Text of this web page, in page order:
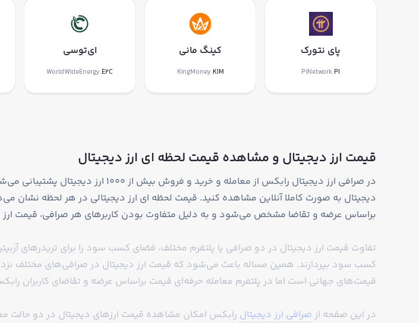
پای نتورک
PiNetwork.PI
کینگ مانی
KingMoney.KIM
ای‌تو‌سی
WorldWideEnergy.E2C
قیمت ارز دیجیتال و مشاهده قیمت لحظه ای ارز دیجیتال
در صرافی ارز دیجیتال رابکس از معامله
دیجیتال به صورت کاملا آنلاین مشاهده کنید. قیمت لحظه ای ارز دیجیتالی در هر لحظه نشان
براساس عرضه و تقاضا مشخص می‌شود و به دلیل متفاوت بودن کاربرهای هر صرافی، قیمت
تفاوت قیمت ارز دیجیتال در دو صرافی یا پلتفرم مختلف، فضای کسب سود را برای تریدرهای
کسب سود بپردازند. همین مساله باعث می‌شود که قیمت ارز دیجیتال در صرافی‌های مختلف
قیمت‌های جهانی است اما در پلتفرم معامله حرفه‌ای قیمت براساس عرضه و تقاضای کاربران
در این صفحه از صرافی ارز دیجیتال رابکس امکان مشاهده قیمت ارزهای دیجیتال در دو حالت